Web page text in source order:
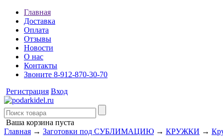
Главная
Доставка
Оплата
Отзывы
Новости
О нас
Контакты
Звоните 8-912-870-30-70
Регистрация Вход
Ваша корзина пуста
Главная → Заготовки под СУБЛИМАЦИЮ → КРУЖКИ →